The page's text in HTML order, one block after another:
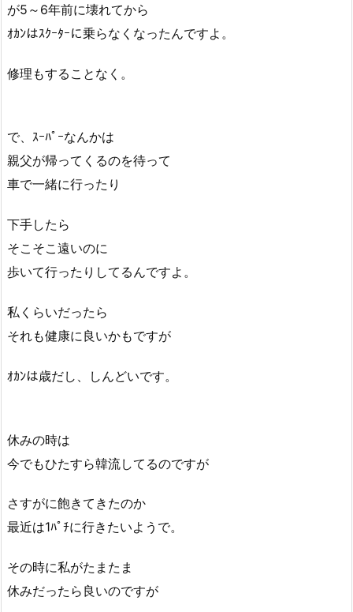
が5～6年前に壊れてから
ｵｶﾝはｽｸｰﾀｰに乗らなくなったんですよ。
修理もすることなく。
で、ｽｰﾊﾟｰなんかは
親父が帰ってくるのを待って
車で一緒に行ったり
下手したら
そこそこ遠いのに
歩いて行ったりしてるんですよ。
私くらいだったら
それも健康に良いかもですが
ｵｶﾝは歳だし、しんどいです。
休みの時は
今でもひたすら韓流してるのですが
さすがに飽きてきたのか
最近は1ﾊﾟﾁに行きたいようで。
その時に私がたまたま
休みだったら良いのですが